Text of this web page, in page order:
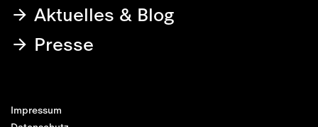
Aktuelles & Blog
Presse
Impressum